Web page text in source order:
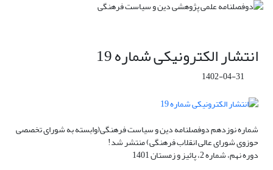
انتشار الکترونیکی شماره 19
1402-04-31
شماره نوزدهم دوفصلنامه دین و سیاست فرهنگی(وابسته به شورای تخصصی
حوزوی شورای عالی انقلاب فرهنگی) منتشر شد!
دوره نهم، شماره 2، پائیز و زمستان 1401